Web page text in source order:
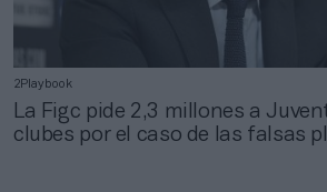
2Playbook
La Figc pide 2,3 millones a
clubes por el caso de las falsas